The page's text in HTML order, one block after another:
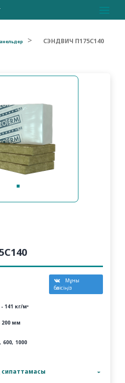
СЭНДВИЧ П175С140
Мұны
бөлісіңіз
- 141 кг/мᵌ
200 мм
600 1000